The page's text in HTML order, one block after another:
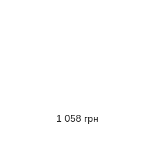
1 058 грн